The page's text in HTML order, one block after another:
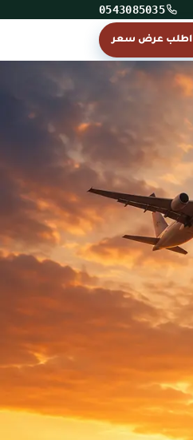
0543085035
اطلب عرض سعر